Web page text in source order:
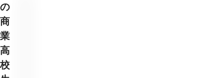
の
商
業
高
校